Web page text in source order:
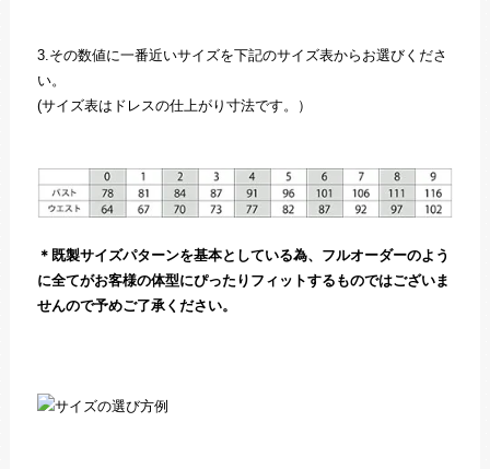
3.その数値に一番近いサイズを下記のサイズ表からお選びくださ
い。
(サイズ表はドレスの仕上がり寸法です。）
＊既製サイズパターンを基本としている為、フルオーダーのよう
に全てがお客様の体型にぴったりフィットするものではございま
せんので予めご了承ください。